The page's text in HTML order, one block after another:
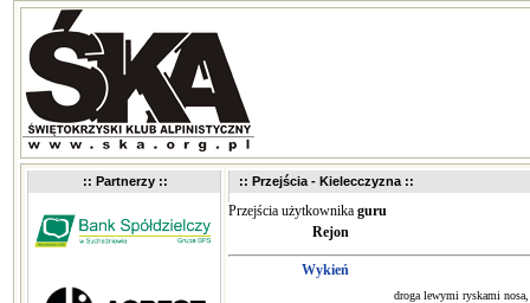
:: Partnerzy :: :: Przejścia - Kielecczyzna ::
Przejścia użytkownika guru
Rejon
Wykień
droga lewymi ryskami